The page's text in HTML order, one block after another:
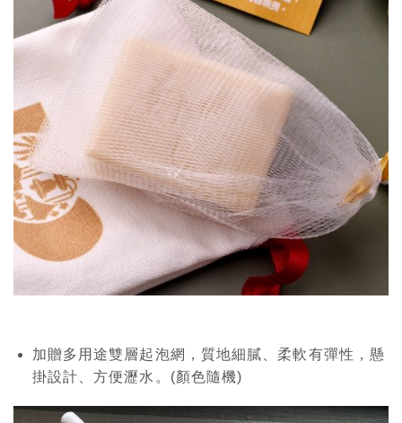
加贈多用途雙層起泡網，質地細膩、柔軟有彈性，懸
掛設計、方便瀝水。(顏色隨機)